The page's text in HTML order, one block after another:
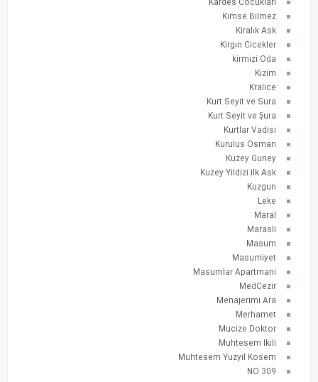
Kardes Cocuklari
Kimse Bilmez
Kiralık Ask
Kirgın Cicekler
kirmizi Oda
Kizim
Kralice
Kurt Seyit ve Sura
Kurt Seyit ve Şura
Kurtlar Vadisi
Kurulus Osman
Kuzey Guney
Kuzey Yildizi ilk Ask
Kuzgun
Leke
Maral
Marasli
Masum
Masumiyet
Masumlar Apartmani
MedCezir
Menajerimi Ara
Merhamet
Mucize Doktor
Muhtesem Ikili
Muhtesem Yuzyil Kosem
NO 309